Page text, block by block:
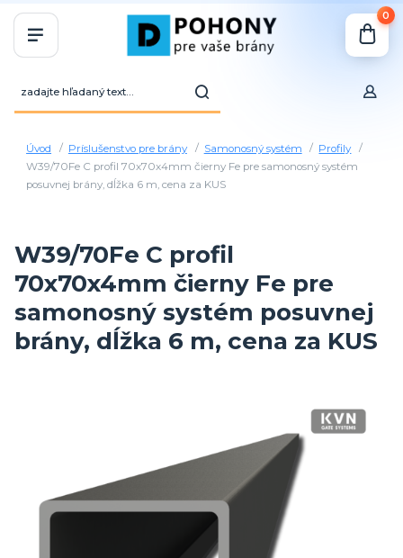
0
Úvod Príslušenstvo pre brány Samonosný systém
Profily
W39/70Fe C profil 70x70x4mm čierny Fe pre samonosný systém
posuvnej brány, dĺžka 6 m, cena za KUS
W39/70Fe C profil
70x70x4mm čierny Fe pre
samonosný systém posuvnej
brány, dĺžka 6 m, cena za KUS